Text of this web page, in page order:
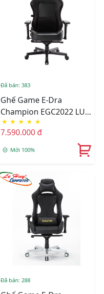
Đã bán: 383
Ghế Game E-Dra
Champion EGC2022 LUX
Black
★ ★ ★ ★ ★
7.590.000 đ
Mới 100%
Đã bán: 288